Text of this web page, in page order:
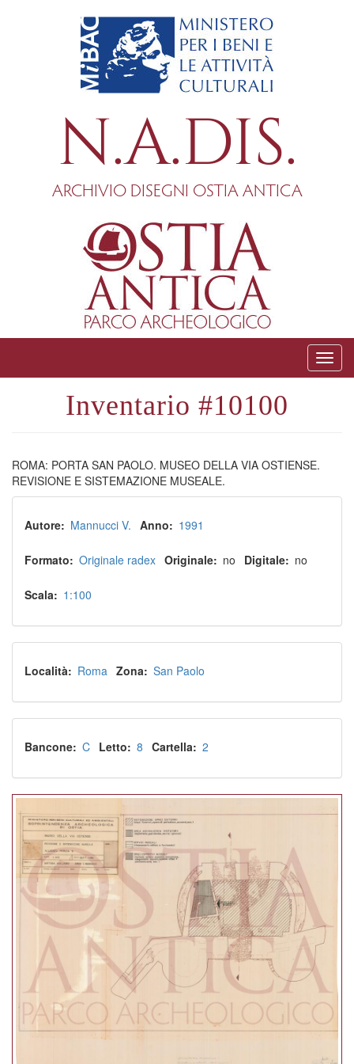
N.A.DIS.
ARCHIVIO DISEGNI OSTIA ANTICA
10100
ROMA: PORTA SAN PAOLO. MUSEO DELLA VIA OSTIENSE.
REVISIONE E SISTEMAZIONE MUSEALE.
Autore Mannucci V. Anno 1991
Formato Originale radex Originale no Digitale no
Scala 1:100
Località Roma Zona San Paolo
Bancone C Letto 8 Cartella 2